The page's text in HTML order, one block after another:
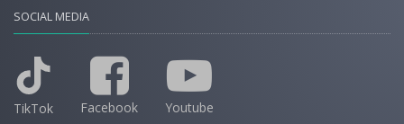
SOCIAL MEDIA
TikTok Facebook Youtube